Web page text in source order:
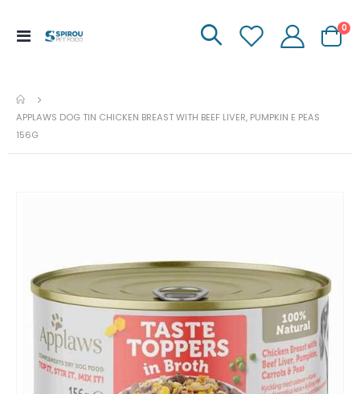
Menu
0
APPLAWS DOG TIN CHICKEN BREAST WITH BEEF LIVER, PUMPKIN E PEAS
156G
galeria
imagens